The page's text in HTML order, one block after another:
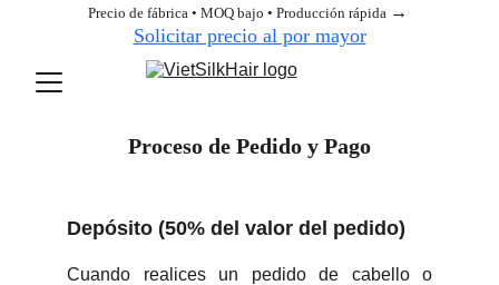
Precio de fábrica • MOQ bajo • Producción rápida →
Solicitar precio al por mayor
Proceso de Pedido y Pago
Depósito (50% del valor del pedido)
Cuando realices un pedido de cabello o